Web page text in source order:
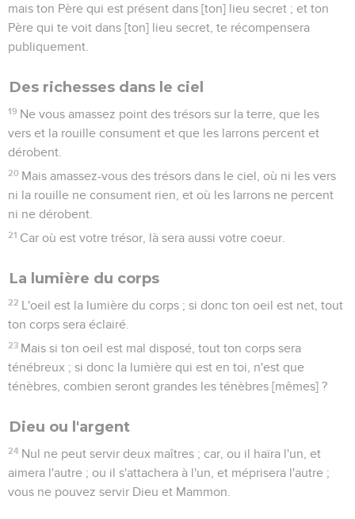
mais ton Père qui est présent dans [ton] lieu secret ; et ton
Père qui te voit dans [ton] lieu secret, te récompensera
publiquement.
Des richesses dans le ciel
19 Ne vous amassez point des trésors sur la terre, que les
vers et la rouille consument et que les larrons percent et
dérobent.
20 Mais amassez-vous des trésors dans le ciel, où ni les vers
ni la rouille ne consument rien, et où les larrons ne percent
ni ne dérobent.
21 Car où est votre trésor, là sera aussi votre coeur.
La lumière du corps
22 L'oeil est la lumière du corps ; si donc ton oeil est net, tout
ton corps sera éclairé.
23 Mais si ton oeil est mal disposé, tout ton corps sera
ténébreux ; si donc la lumière qui est en toi, n'est que
ténèbres, combien seront grandes les ténèbres [mêmes] ?
Dieu ou l'argent
24 Nul ne peut servir deux maîtres ; car, ou il haïra l'un, et
aimera l'autre ; ou il s'attachera à l'un, et méprisera l'autre ;
vous ne pouvez servir Dieu et Mammon.